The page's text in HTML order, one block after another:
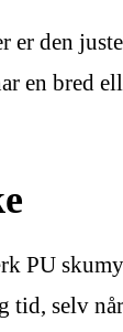
er den
en bred
PU
selv